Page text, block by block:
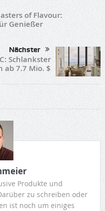
of Flavour:
Genießer
Nächster
Schlankster
ab 7.7 Mio. $
Produkte und
zu schreiben oder
ist noch um einiges